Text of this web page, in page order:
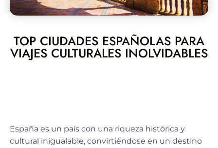
TOP CIUDADES ESPAÑOLAS PARA
VIAJES CULTURALES INOLVIDABLES
España es un país con una riqueza histórica y
cultural inigualable, convirtiéndose en un destino